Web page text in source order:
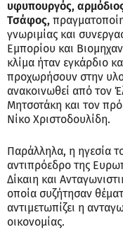
υφυπουργός,
Τσάφος,
γνωριμίας και
Εμπορίου και
κλίμα ήταν εγκάρδιο
προχωρήσουν στην
ανακοινωθεί από τον
Μητσοτάκη και τον
Νίκο Χριστοδουλίδη.
Παράλληλα, η ηγεσία
αντιπρόεδρο της
Δίκαιη και
οποία συζήτησαν
αντιμετωπίζει η
οικονομίας.